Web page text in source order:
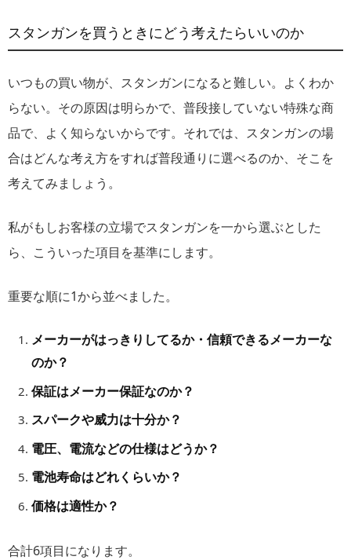
スタンガンを買うときにどう考えたらいいのか
いつもの買い物が、スタンガンになると難しい。よくわか
らない。その原因は明らかで、普段接していない特殊な商
品で、よく知らないからです。それでは、スタンガンの場
合はどんな考え方をすれば普段通りに選べるのか、そこを
考えてみましょう。
私がもしお客様の立場でスタンガンを一から選ぶとした
ら、こういった項目を基準にします。
重要な順に1から並べました。
メーカーがはっきりしてるか・信頼できるメーカーな
のか？
保証はメーカー保証なのか？
スパークや威力は十分か？
電圧、電流などの仕様はどうか？
電池寿命はどれくらいか？
価格は適性か？
合計6項目になります。